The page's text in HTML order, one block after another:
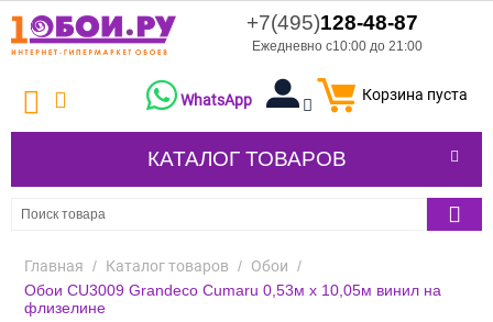
+7(495)128-48-87
Ежедневно с10:00 до 21:00
Корзина пуста
WhatsApp
КАТАЛОГ ТОВАРОВ
Главная / Каталог товаров / Обои /
Обои CU3009 Grandeco Cumaru 0,53м x 10,05м винил на
флизелине